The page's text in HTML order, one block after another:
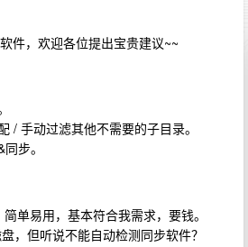
件，欢迎各位提出宝贵建议~~
/ 手动过滤其他不需要的子目录。
步。
单易用，基本符合我需求，要钱。
，但听说不能自动检测同步软件？